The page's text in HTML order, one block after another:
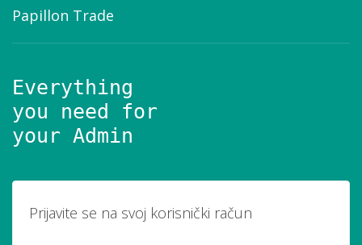
Papillon Trade
Everything
you need for
your Admin
Prijavite se na svoj korisnički račun